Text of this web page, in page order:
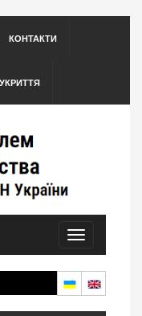
КОНТАКТИ
Toggle
navigation